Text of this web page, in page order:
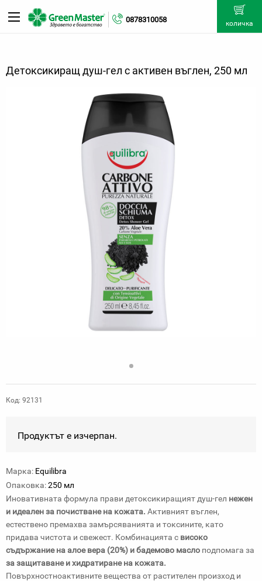
0878310058 количка
Детоксикиращ душ-гел с активен въглен, 250 мл
Код: 92131
Продуктът е изчерпан.
Марка: Equilibra
Опаковка:250 мл
Иновативната формула прави детоксикиращият душ-гел нежен
и идеален за почистване на кожата. Активният въглен,
естествено премахва замърсяванията и токсините, като
придава чистота и свежест. Комбинацията с високо
съдържание на алое вера (20%) и бадемово масло подпомага за
за защитаване и хидратиране на кожата.
Повърхностноактивните вещества от растителен произход и